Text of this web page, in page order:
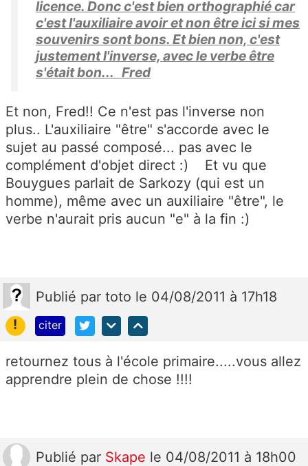
licence. Donc c'est bien orthographié car
c'est l'auxiliaire avoir et non être ici si mes
souvenirs sont bons. Et bien non, c'est
justement l'inverse, avec le verbe être
s'était bon... Fred
Et non, Fred!! Ce n'est pas l'inverse non
plus.. L'auxiliaire "être" s'accorde avec le
sujet au passé composé... pas avec le
complément d'objet direct :) Et vu que
Bouygues parlait de Sarkozy (qui est un
homme), même avec un auxiliaire "être", le
verbe n'aurait pris aucun "e" à la fin :)
Publié par toto le 04/08/2011 à 17h18
!
citer
retournez tous à l'école primaire.....vous allez
apprendre plein de chose !!!!
Publié par Skape le 04/08/2011 à 18h00